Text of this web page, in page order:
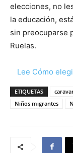
elecciones, no
la educación,
sin preocuparse
Ruelas.
Lee Cómo
ETIQUETAS
Niños migrantes